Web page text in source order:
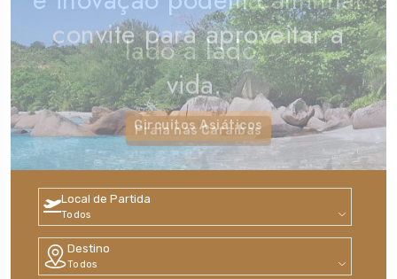
vida.
Praia nas Caraibas
liberdade.
Destinos USA
lado a lado.
Circuitos Asiáticos
Local de Partida
Destino